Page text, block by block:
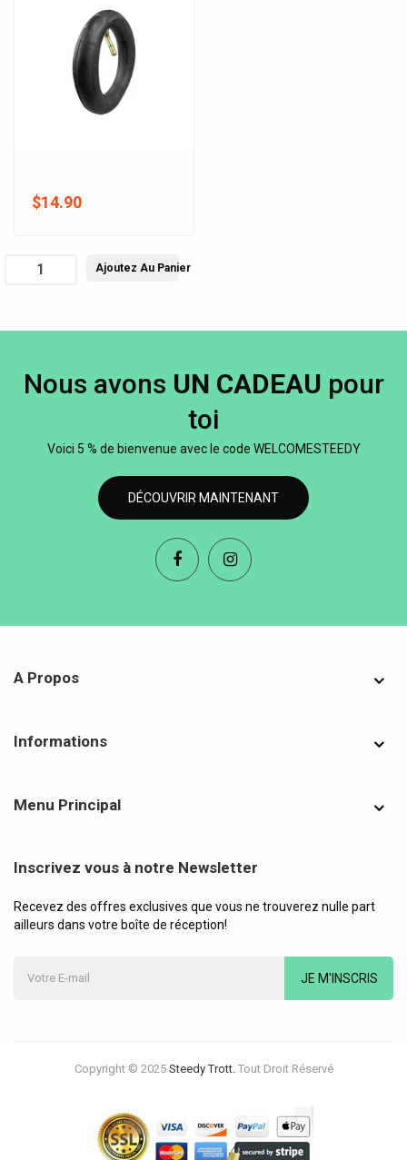
$14.90
Ajoutez Au Panier
Nous avons UN CADEAU pour
toi
Voici 5 % de bienvenue avec le code WELCOMESTEEDY
DÉCOUVRIR MAINTENANT
A Propos
Informations
Menu Principal
Inscrivez vous à notre Newsletter
Recevez des offres exclusives que vous ne trouverez nulle part
ailleurs dans votre boîte de réception!
JE M'INSCRIS
Copyright © 2025 Steedy Trott. Tout Droit Réservé